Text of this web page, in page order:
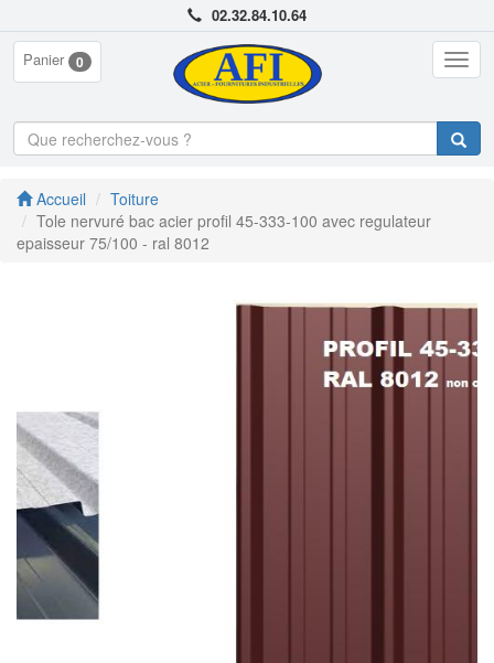
02.32.84.10.64
Panier 0
Accueil
Toiture
Tole nervuré bac acier profil 45-333-100 avec regulateur
epaisseur 75/100 - ral 8012